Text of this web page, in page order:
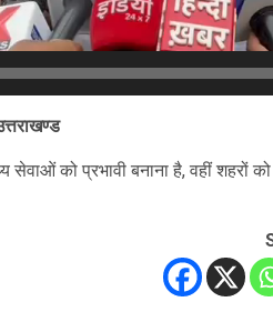
सेवाओं को प्रभावी बनाना है, वहीं